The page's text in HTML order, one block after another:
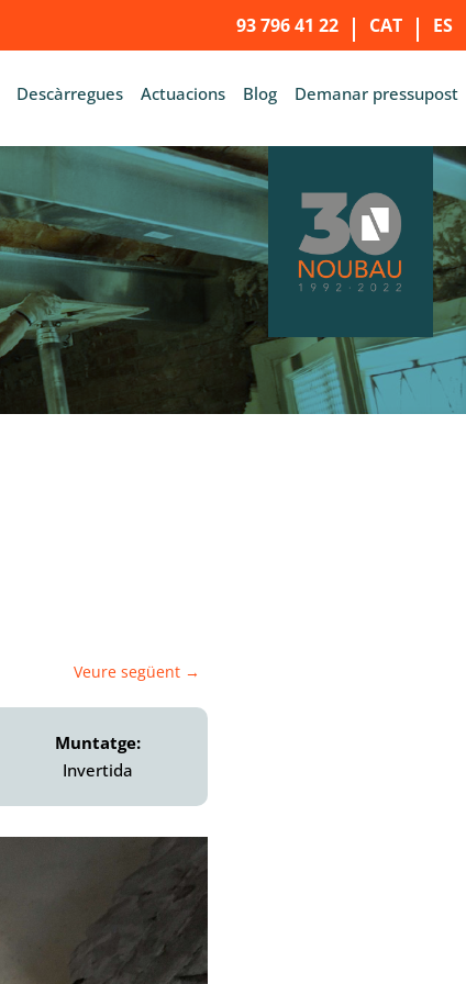
93 796 41 22 CAT ES
Descàrregues Actuacions Blog Demanar pressupost
Veure següent →
Muntatge:
Invertida